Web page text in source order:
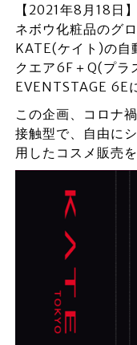
【2021年8月18日
ネボウ化粧品のグ
KATE(ケイト)の自
クエア6F＋Q(プ
EVENTSTAGE 6E
この企画、コロナ
接触型で、自由に
用したコスメ販売